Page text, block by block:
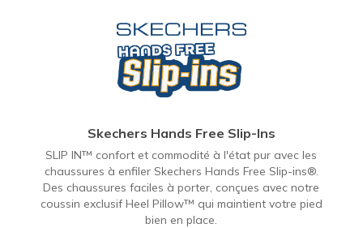
Skechers Hands Free Slip-Ins
SLIP IN™ confort et commodité à l'état pur avec les
chaussures à enfiler Skechers Hands Free Slip-ins®.
Des chaussures faciles à porter, conçues avec notre
coussin exclusif Heel Pillow™ qui maintient votre pied
bien en place.